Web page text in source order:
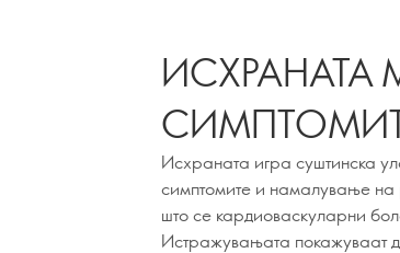
Исхраната игра суштинска
симптомите и намалување на
што се кардиоваскуларни
Истражувањата покажуваат